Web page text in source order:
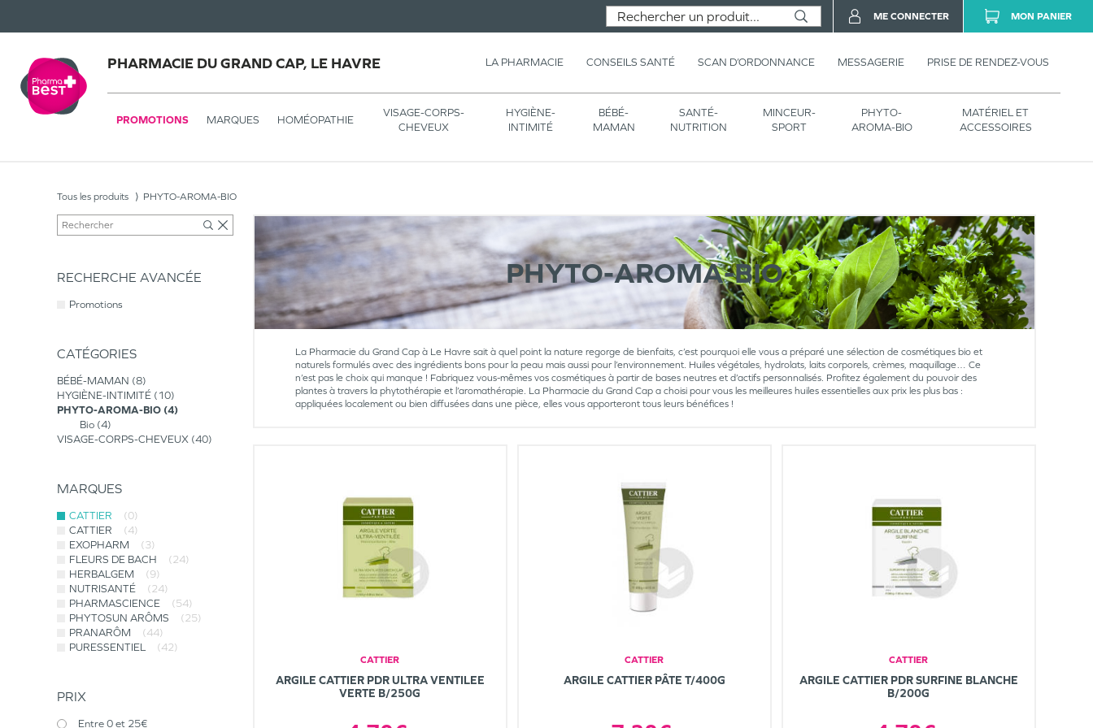
PHARMACIE DU GRAND CAP, LE HAVRE LA PHARMACIE CONSEILS SANTÉ SCAN D’ORDONNANCE MESSAGERIE PRISE DE RENDEZ-VOUS
PROMOTIONS MARQUES HOMÉOPATHIE
VISAGE-CORPS-
CHEVEUX
HYGIÈNE-
INTIMITÉ
BÉBÉ-
MAMAN
SANTÉ-
NUTRITION
MINCEUR-
SPORT
PHYTO-
AROMA-BIO
MATÉRIEL ET
ACCESSOIRES
ME CONNECTER MON PANIER
Tous les produits PHYTO-AROMA-BIO
RECHERCHE AVANCÉE
Promotions
CATÉGORIES
BÉBÉ-MAMAN 8
HYGIÈNE-INTIMITÉ
10
PHYTO-AROMA-BIO 4
Bio 4
VISAGE-CORPS-CHEVEUX 40
MARQUES
CATTIER
(0)
CATTIER
(4)
EXOPHARM
(3)
FLEURS DE BACH
(24)
HERBALGEM
(9)
NUTRISANTÉ
(24)
PHARMASCIENCE
(54)
PHYTOSUN ARÔMS
(25)
PRANARÔM
(44)
PURESSENTIEL
(42)
PRIX
Entre 0 et 25€
PHYTO-AROMA-BIO
La Pharmacie du Grand Cap à Le Havre sait à quel point la nature regorge de bienfaits, c’est pourquoi elle vous a préparé une sélection de cosmétiques bio et
naturels formulés avec des ingrédients bons pour la peau mais aussi pour l’environnement. Huiles végétales, hydrolats, laits corporels, crèmes, maquillage… Ce
n’est pas le choix qui manque ! Fabriquez vous-mêmes vos cosmétiques à partir de bases neutres et d’actifs personnalisés. Profitez également du pouvoir des
plantes à travers la phytothérapie et l’aromathérapie. La Pharmacie du Grand Cap a choisi pour vous les meilleures huiles essentielles aux prix les plus bas :
appliquées localement ou bien diffusées dans une pièce, elles vous apporteront tous leurs bénéfices !
CATTIER
ARGILE CATTIER PDR ULTRA VENTILEE
VERTE B/250G
CATTIER
ARGILE CATTIER PÂTE T/400G
CATTIER
ARGILE CATTIER PDR SURFINE BLANCHE
B/200G